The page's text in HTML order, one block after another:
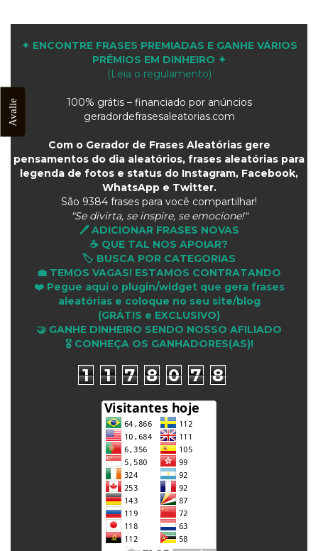
✦ ENCONTRE FRASES PREMIADAS E GANHE VÁRIOS
PRÊMIOS EM DINHEIRO ✦
(Leia o regulamento)
100% grátis – financiado por anúncios
geradordefrasesaleatorias.com
Com o Gerador de Frases Aleatórias gere
pensamentos do dia aleatórios, frases aleatórias para
legenda de fotos e status do Instagram, Facebook,
WhatsApp e Twitter.
São 9384 frases para você compartilhar!
"Se divirta, se inspire, se emocione!"
🖊️ ADICIONAR FRASES NOVAS
☕ QUE TAL NOS APOIAR?
🏷️ BUSCA POR CATEGORIAS
💼 TEMOS VAGAS! ESTAMOS CONTRATANDO
❤️ Pegue aqui o plugin/widget que gera frases
aleatórias e coloque no seu site/blog
(GRÁTIS e EXCLUSIVO)
🤝 GANHE DINHEIRO SENDO NOSSO AFILIADO
🎖 CONHEÇA OS GANHADORES(AS)!
1 1 7 8 0 7 8
Avalie